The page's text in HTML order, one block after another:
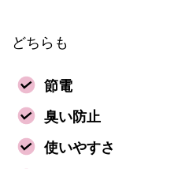
どちらも
節電
臭い防止
使いやすさ